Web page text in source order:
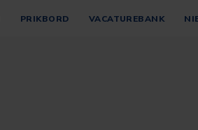
PRIKBORD VACATUREBANK